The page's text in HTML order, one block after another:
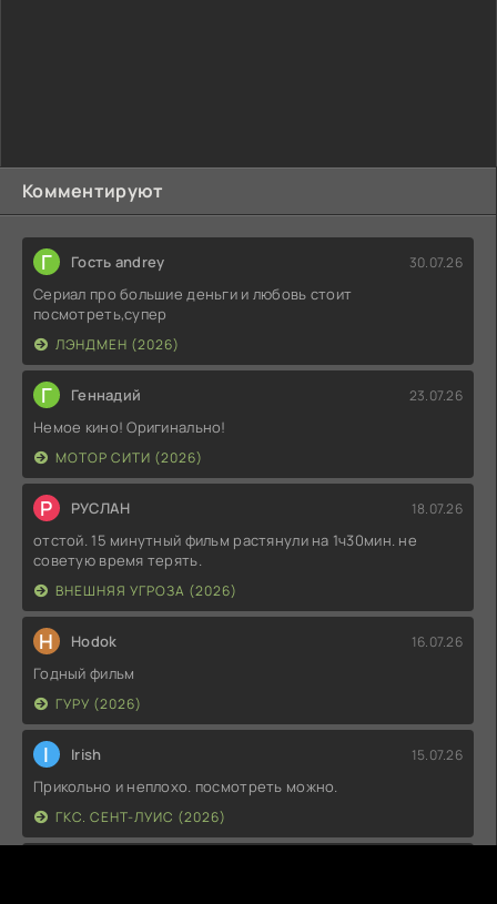
Комментируют
Г Гость andrey 30.07.26
Сериал про большие деньги и любовь стоит
посмотреть,супер
ЛЭНДМЕН (2026)
Г Геннадий 23.07.26
Немое кино! Оригинально!
МОТОР СИТИ (2026)
Р РУСЛАН 18.07.26
отстой. 15 минутный фильм растянули на 1ч30мин. не
советую время терять.
ВНЕШНЯЯ УГРОЗА (2026)
H Hodok 16.07.26
Годный фильм
ГУРУ (2026)
I Irish 15.07.26
Прикольно и неплохо. посмотреть можно.
ГКС. СЕНТ-ЛУИС (2026)